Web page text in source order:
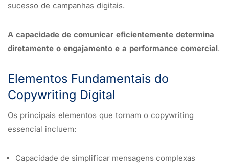
sucesso de campanhas digitais.
A capacidade de comunicar eficientemente determina
diretamente o engajamento e a performance comercial.
Elementos Fundamentais do
Copywriting Digital
Os principais elementos que tornam o copywriting
essencial incluem:
Capacidade de simplificar mensagens complexas